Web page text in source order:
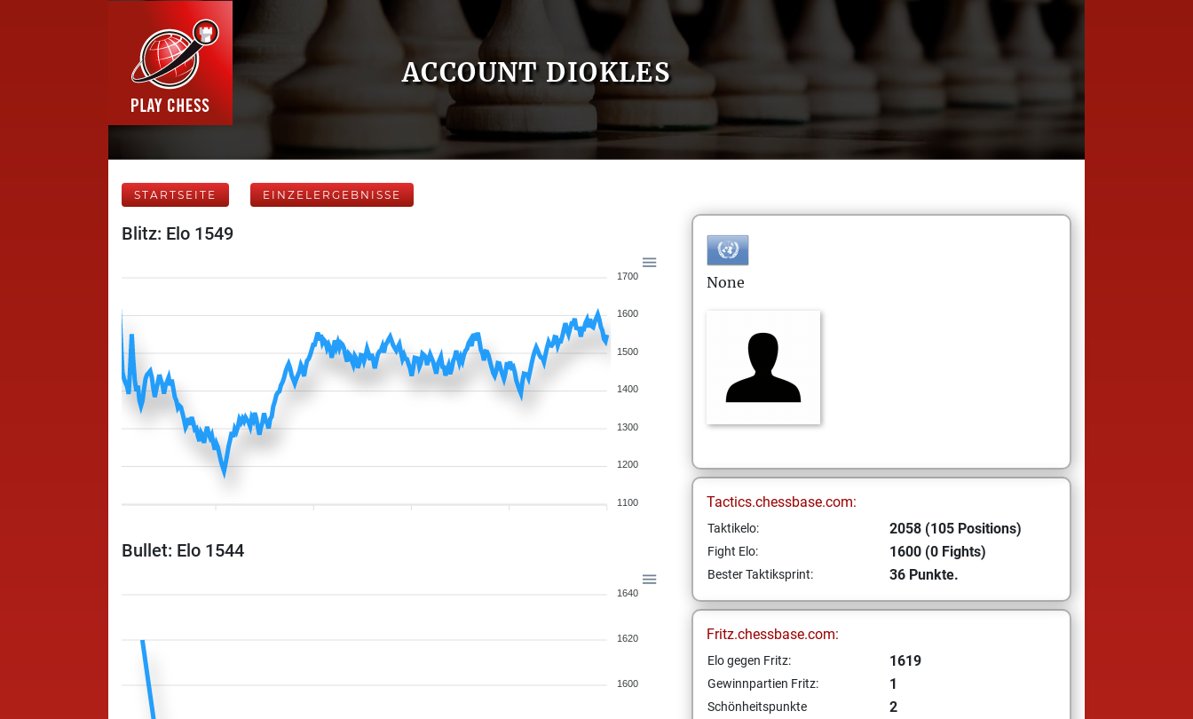
ACCOUNT DIOKLES
STARTSEITE EINZELERGEBNISSE
Blitz: Elo 1549
1700
1600
1500
1400
1300
1200
1100
Bullet: Elo 1544
1640
1620
1600
None
Tactics.chessbase.com:
Taktikelo: 2058 (105 Positions)
Fight Elo: 1600 (0 Fights)
Bester Taktiksprint: 36 Punkte.
Fritz.chessbase.com:
Elo gegen Fritz: 1619
Gewinnpartien Fritz: 1
Schönheitspunkte
2